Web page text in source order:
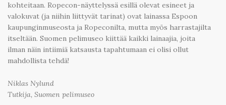
kohteitaan. Ropecon-näyttelyssä esillä olevat esineet ja
valokuvat (ja niihin liittyvät tarinat) ovat lainassa Espoon
kaupunginmuseosta ja Ropeconilta, mutta myös harrastajilta
itseltään. Suomen pelimuseo kiittää kaikki lainaajia, joita
ilman näin intiimiä katsausta tapahtumaan ei olisi ollut
mahdollista tehdä!
Niklas Nylund
Tutkija, Suomen pelimuseo